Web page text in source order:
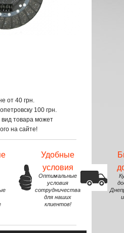
от 40 грн.
100 грн.
товара может
на сайте!
Удобные
условия
Оптимальные
условия
сотрудничества
для наших
клиентов!